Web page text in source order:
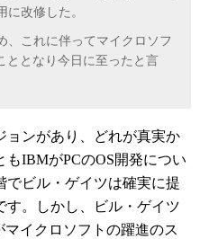
に改修した。
、これに伴ってマイクロソフ
ととなり今日に至ったと言
ョンがあり、どれが真実か
IBMがPCのOS開発につい
でビル・ゲイツは確実に提
す。しかし、ビル・ゲイツ
マイクロソフトの躍進のス